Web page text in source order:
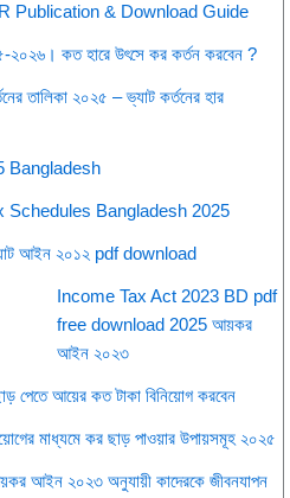
Publication & Download Guide
২০২৬। কত হারে উৎসে কর কর্তন করবেন ?
তালিকা ২০২৫ – ভ্যাট কর্তনের হার
Bangladesh
Schedules Bangladesh 2025
আইন ২০১২ pdf download
Income Tax Act 2023 BD pdf
free download 2025 আয়কর
আইন ২০২৩
পেতে আয়ের কত টাকা বিনিয়োগ করবেন
মাধ্যমে কর ছাড় পাওয়ার উপায়সমূহ ২০২৫
আইন ২০২৩ অনুযায়ী কাদেরকে জীবনযাপন